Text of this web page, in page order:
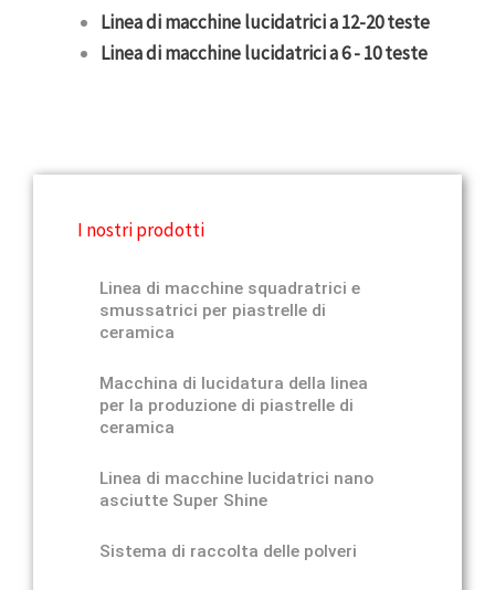
Linea di macchine lucidatrici a 12-20 teste
Linea di macchine lucidatrici a 6 - 10 teste
I nostri prodotti
Linea di macchine squadratrici e
smussatrici per piastrelle di
ceramica
Macchina di lucidatura della linea
per la produzione di piastrelle di
ceramica
Linea di macchine lucidatrici nano
asciutte Super Shine
Sistema di raccolta delle polveri